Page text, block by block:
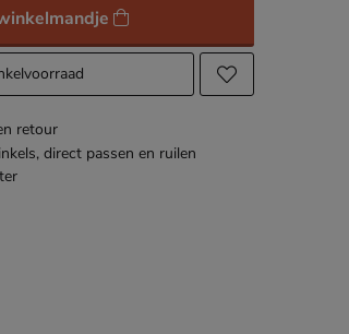
retour
direct passen en ruilen